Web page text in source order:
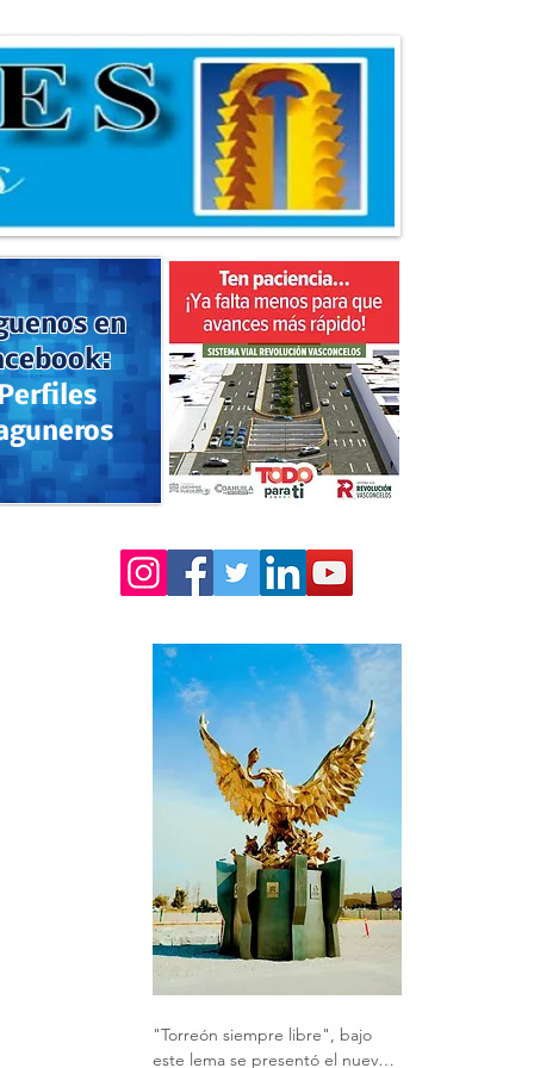
en
"Torreón siempre libre", bajo
este lema se presentó el nuevo